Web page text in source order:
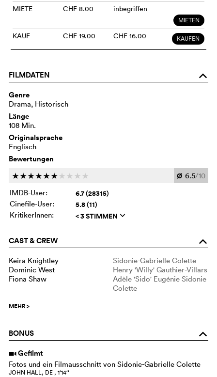
MIETE CHF 8.00 inbegriffen
MIETEN
KAUF CHF 19.00 CHF 16.00 KAUFEN
FILMDATEN o
Genre
Drama, Historisch
Länge
108 Min.
Originalsprache
Englisch
Bewertungen
cccccc c c c c Ø 6.5/10
IMDB-User:
6.7 (28315)
Cinefile-User: 5.8 (11)
KritikerInnen: < 3 STIMMEN q
CAST & CREW o
Keira Knightley
Sidonie-Gabrielle Colette
Dominic West
Henry 'Willy' Gauthier-Villars
Fiona Shaw
Adèle 'Sido' Eugénie Sidonie
Colette
MEHR>
BONUS o
i Gefilmt
Fotos und ein Filmausschnitt von Sidonie-Gabrielle Colette
JOHN HALL, DE , 1‘14‘‘